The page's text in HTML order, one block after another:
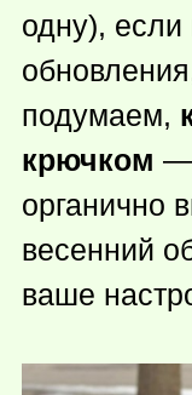
одну),
подумаем,
крючком —
органично
весенний
ваше